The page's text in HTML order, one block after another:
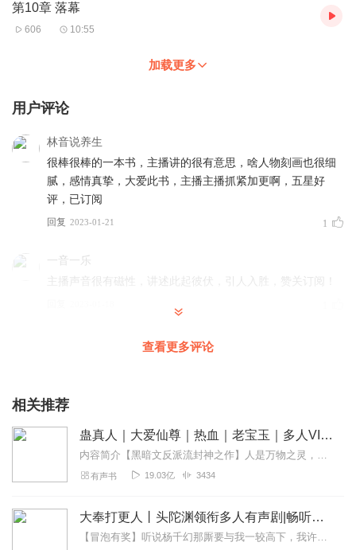
第10章 落幕
606 10:55
加载更多
用户评论
林音说养生
很棒很棒的一本书，主播讲的很有意思，啥人物刻画也很细
腻，感情真挚，大爱此书，主播主播抓紧加更啊，五星好
评，已订阅
回复 2023-01-21 1
一音一乐
主播声音很有磁性，讲述此起彼伏，引人入胜，赞关订阅！
期待哦！
宛十一_加糖剧社
声音很有磁性，演播的也很到位，松弛有度，书也很有意思
2023-01-18
查看更多评论
相关推荐
蛊真人｜大爱仙尊｜热血｜老宝玉｜多人VIP免费有声剧
内容简介【黑暗文反派流封神之作】人是万物之灵，蛊是天地真精。一个穿越者不断重生的故事。一个养蛊、炼蛊、用蛊的奇特世界。配音组（男角色）老宝玉旁白...
有声书 19.03亿 3434
大奉打更人丨头陀渊领衔多人有声剧|畅听全集|王鹤棣、田曦薇主演影视剧原著|卖报小郎君
【冒泡有奖】听说杨千幻那厮要与我一较高下，我许七安要开始装叉了！快进入声音播放页戳下方输入框，冒个泡偷偷告诉我，我要用哪些诗词才能胜过他？说得好的，有赏！202...